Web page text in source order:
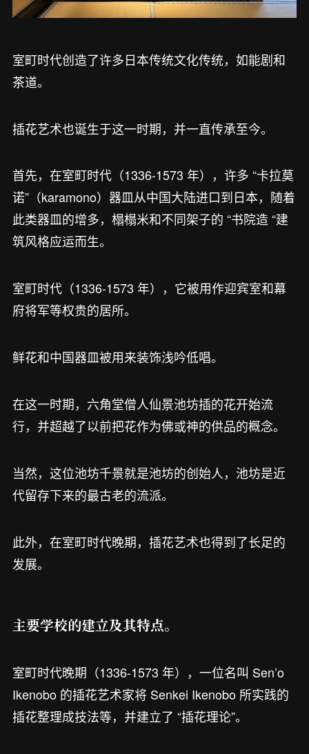
室町时代创造了许多日本传统文化传统，如能剧和
茶道。
插花艺术也诞生于这一时期，并一直传承至今。
首先，在室町时代（1336-1573 年），许多 “卡拉莫
诺”（karamono）器皿从中国大陆进口到日本，随着
此类器皿的增多，榻榻米和不同架子的 “书院造 “建
筑风格应运而生。
室町时代（1336-1573 年），它被用作迎宾室和幕
府将军等权贵的居所。
鲜花和中国器皿被用来装饰浅吟低唱。
在这一时期，六角堂僧人仙景池坊插的花开始流
行，并超越了以前把花作为佛或神的供品的概念。
当然，这位池坊千景就是池坊的创始人，池坊是近
代留存下来的最古老的流派。
此外，在室町时代晚期，插花艺术也得到了长足的
发展。
主要学校的建立及其特点。
室町时代晚期（1336-1573 年），一位名叫 Sen’o
Ikenobo 的插花艺术家将 Senkei Ikenobo 所实践的
插花整理成技法等，并建立了 “插花理论”。